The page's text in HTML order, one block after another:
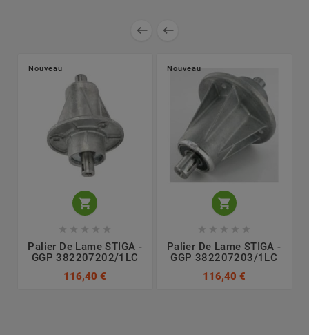
 
Nouveau

    
Palier De Lame STIGA -
GGP 382207202/1LC
116,40 €
Nouveau

    
Palier De Lame STIGA -
GGP 382207203/1LC
116,40 €